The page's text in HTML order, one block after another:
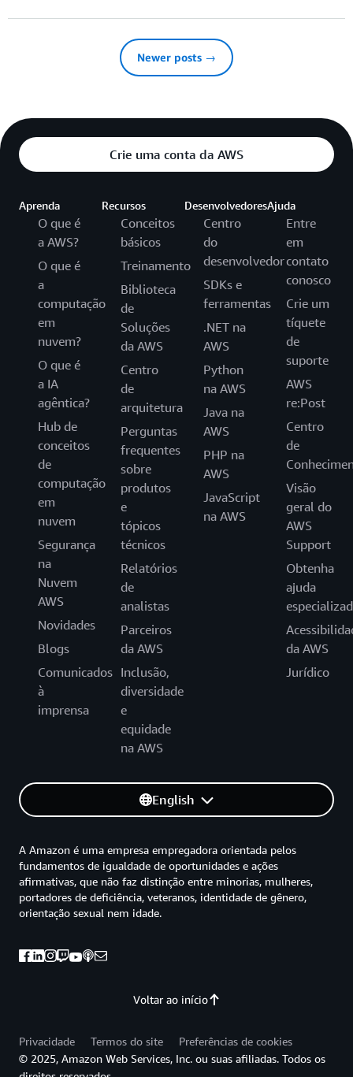
Newer posts →
Crie uma conta da AWS
Aprenda
O que é
a AWS?
O que é
a
computação
em
nuvem?
O que é
a IA
agêntica?
Hub de
conceitos
de
computação
em
nuvem
Segurança
na
Nuvem
AWS
Novidades
Blogs
Comunicados
à
imprensa
Recursos
Conceitos
básicos
Treinamento
Biblioteca
de
Soluções
da AWS
Centro
de
arquitetura
Perguntas
frequentes
sobre
produtos
e
tópicos
técnicos
Relatórios
de
analistas
Parceiros
da AWS
Inclusão,
diversidade
e
equidade
na AWS
Desenvolvedores
Centro
do
desenvolvedor
SDKs e
ferramentas
.NET na
AWS
Python
na AWS
Java na
AWS
PHP na
AWS
JavaScript
na AWS
Ajuda
Entre
em
contato
conosco
Crie um
tíquete
de
suporte
AWS
re:Post
Centro
de
Visão
geral do
AWS
Support
Obtenha
ajuda
da AWS
Jurídico
English
Voltar ao início
A Amazon é uma empresa empregadora orientada pelos
fundamentos de igualdade de oportunidades e ações
afirmativas, que não faz distinção entre minorias, mulheres,
portadores de deficiência, veteranos, identidade de gênero,
orientação sexual nem idade.
Privacidade Termos do site
Preferências de cookies
© 2025, Amazon Web Services, Inc. ou suas afiliadas. Todos os